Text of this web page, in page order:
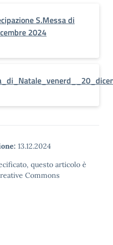
S.Messa di
2024
13.12.2024
questo articolo è
Commons